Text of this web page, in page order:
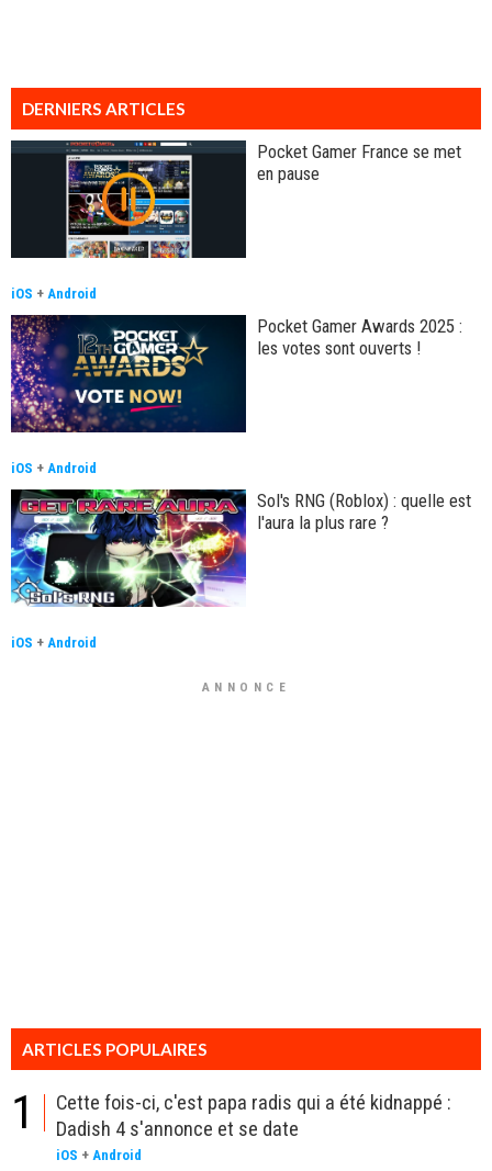
DERNIERS ARTICLES
Pocket Gamer France se met
en pause
iOS + Android
Pocket Gamer Awards 2025 :
les votes sont ouverts !
iOS + Android
Sol's RNG (Roblox) : quelle est
l'aura la plus rare ?
iOS + Android
ANNONCE
ARTICLES POPULAIRES
1
Cette fois-ci, c'est papa radis qui a été kidnappé :
Dadish 4 s'annonce et se date
iOS + Android